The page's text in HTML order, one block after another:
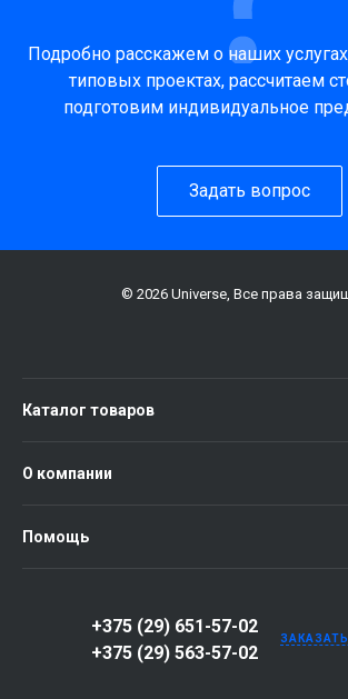
Подробно расскажем о наших
типовых проектах, рассчитаем
подготовим индивидуальное
Задать вопрос
© 2026 Universe, Все права
Каталог товаров
О компании
Помощь
+375 (29) 651-57-02
+375 (29) 563-57-02